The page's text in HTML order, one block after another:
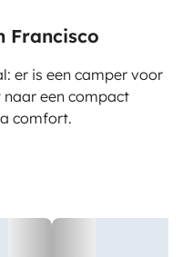
Francisco
er is een camper voor
naar een compact
comfort.